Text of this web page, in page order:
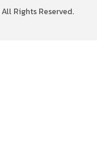
All Rights Reserved.